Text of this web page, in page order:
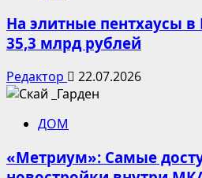
На элитные пентхаусы
35,3 млрд рублей
Редактор 22.07.2026
ДОМ
«Метриум»: Самые